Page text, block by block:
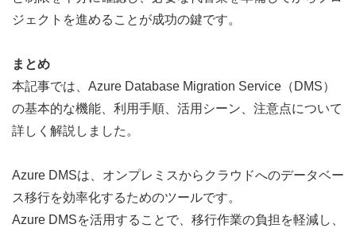
ジェクトを進めることが成功の鍵です。
まとめ
本記事では、Azure Database Migration Service（DMS）
の基本的な機能、利用手順、活用シーン、注意点について
詳しく解説しました。
Azure DMSは、オンプレミスからクラウドへのデータベー
ス移行を効率化するためのツールです。
Azure DMSを活用することで、移行作業の負担を軽減し、